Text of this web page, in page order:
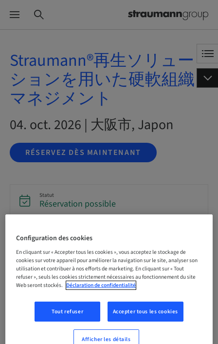
Straumann®再生ソリュー
ションを用いた硬軟組織
マネジメント
04. oct. 2026 | 大阪市, Japon
RÉSERVEZ DÈS MAINTENANT
Statut
Réservation possible
Date limite d’inscription
20. sept. 2026 (UTC+9)
Prix par participant (avec taxes locales en vigueur)
JPY 50000.00
Japonais
Configuration des cookies
En cliquant sur « Accepter tous les cookies », vous acceptez le stockage de
cookies sur votre appareil pour améliorer la navigation sur le site, analyser son
utilisation et contribuer à nos efforts de marketing. En cliquant sur « Tout
refuser », seuls les cookies strictement nécessaires au fonctionnement du site
Web seront stockés. Déclaration de confidentialité
Tout refuser Accepter tous les cookies
Afficher les détails